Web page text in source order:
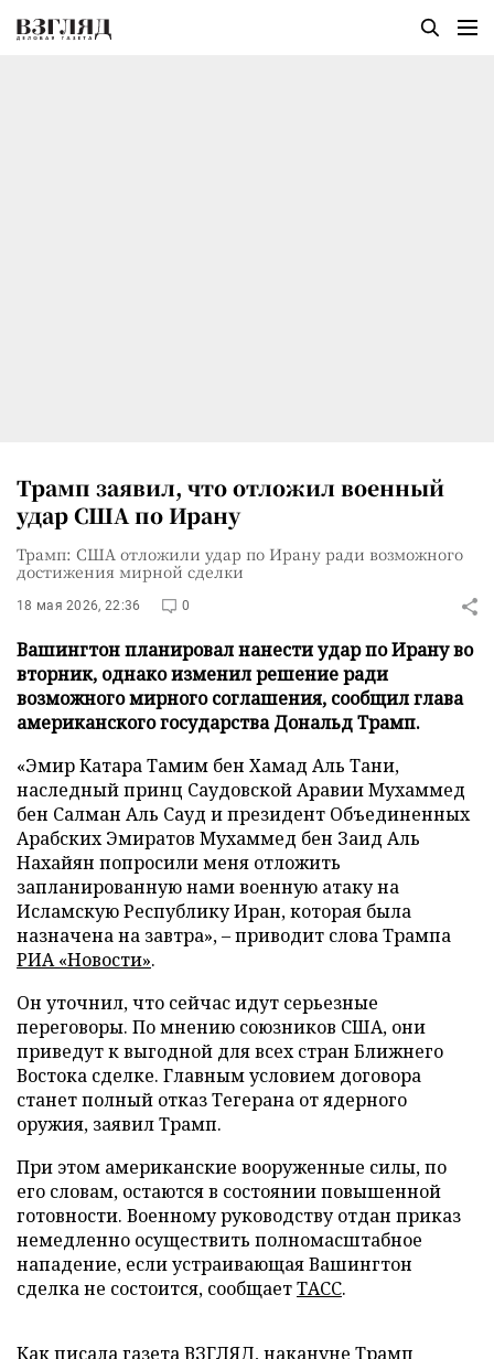
Трамп заявил, что отложил военный
удар США по Ирану
Трамп: США отложили удар по Ирану ради возможного
достижения мирной сделки
18 мая 2026, 22:36 0
Вашингтон планировал нанести удар по Ирану во
вторник, однако изменил решение ради
возможного мирного соглашения, сообщил глава
американского государства Дональд Трамп.
«Эмир Катара Тамим бен Хамад Аль Тани,
наследный принц Саудовской Аравии Мухаммед
бен Салман Аль Сауд и президент Объединенных
Арабских Эмиратов Мухаммед бен Заид Аль
Нахайян попросили меня отложить
запланированную нами военную атаку на
Исламскую Республику Иран, которая была
назначена на завтра», – приводит слова Трампа
РИА «Новости».
Он уточнил, что сейчас идут серьезные
переговоры. По мнению союзников США, они
приведут к выгодной для всех стран Ближнего
Востока сделке. Главным условием договора
станет полный отказ Тегерана от ядерного
оружия, заявил Трамп.
При этом американские вооруженные силы, по
его словам, остаются в состоянии повышенной
готовности. Военному руководству отдан приказ
немедленно осуществить полномасштабное
нападение, если устраивающая Вашингтон
сделка не состоится, сообщаетТАСС.
Как писала газета ВЗГЛЯД, накануне Трамп